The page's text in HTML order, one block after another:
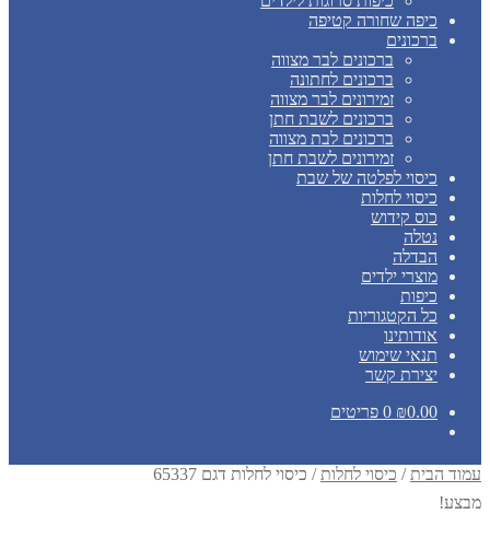
כיפה שחורה קטיפה
ברכונים
ברכונים לבר מצווה
ברכונים לחתונה
זמירונים לבר מצווה
ברכונים לשבת חתן
ברכונים לבת מצווה
זמירונים לשבת חתן
כיסוי לפלטה של שבת
כיסוי לחלות
כוס קידוש
נטלה
הבדלה
מוצרי ילדים
כיפות
כל הקטגוריות
אודותינו
תנאי שימוש
יצירת קשר
₪0.00 0 פריטים
עמוד הבית / כיסוי לחלות / כיסוי לחלות דגם 65337
מבצע!